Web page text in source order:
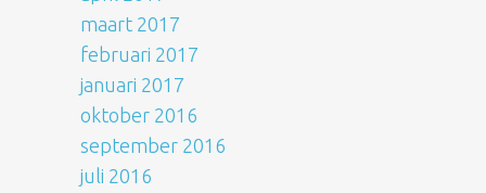
maart 2017
februari 2017
januari 2017
oktober 2016
september 2016
juli 2016